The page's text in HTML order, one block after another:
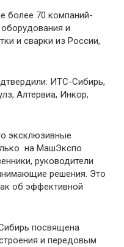
более 70 компаний-
и
и сварки из России,
ИТС-Сибирь,
Алтервиа, Инкор,
эксклюзивные
на МашЭкспо
руководители
решения. Это
об эффективной
посвящена
и передовым